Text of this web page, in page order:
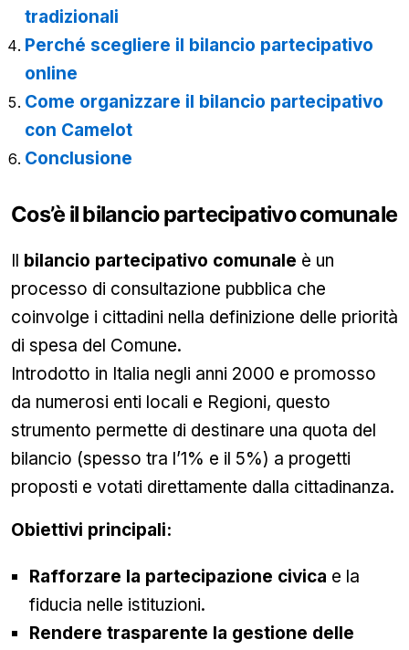
tradizionali
Perché scegliere il bilancio partecipativo
online
Come organizzare il bilancio partecipativo
con Camelot
Conclusione
Cos’è il bilancio partecipativo comunale
Il bilancio partecipativo comunale è un
processo di consultazione pubblica che
coinvolge i cittadini nella definizione delle priorità
di spesa del Comune.
Introdotto in Italia negli anni 2000 e promosso
da numerosi enti locali e Regioni, questo
strumento permette di destinare una quota del
bilancio (spesso tra l’1% e il 5%) a progetti
proposti e votati direttamente dalla cittadinanza.
Obiettivi principali:
Rafforzare la partecipazione civica e la
fiducia nelle istituzioni.
Rendere trasparente la gestione delle